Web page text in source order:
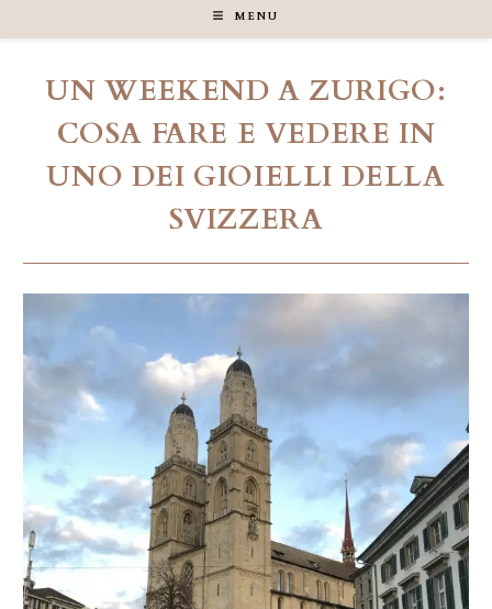
MENU
UN WEEKEND A ZURIGO:
COSA FARE E VEDERE IN
UNO DEI GIOIELLI DELLA
SVIZZERA